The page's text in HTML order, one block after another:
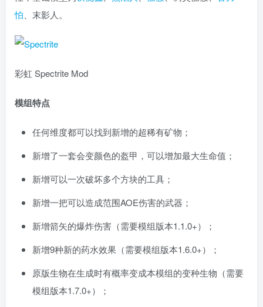
怕、末影人。
彩虹 Spectrite Mod
模组特点
任何维度都可以找到新增的超稀有矿物；
新增了一套会变颜色的盔甲，可以增加最大生命值；
新增可以一次破坏多个方块的工具；
新增一把可以造成范围AOE伤害的武器；
新增箭矢的爆炸伤害（需要模组版本1.1.0+）；
新增9种新的药水效果（需要模组版本1.6.0+）；
原版生物在生成时有概率变成本模组的变种生物（需要
模组版本1.7.0+）；